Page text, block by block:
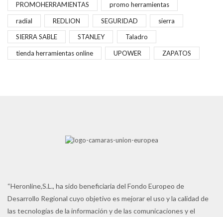
PROMOHERRAMIENTAS promo herramientas
radial REDLION SEGURIDAD sierra
SIERRA SABLE STANLEY Taladro
tienda herramientas online UPOWER ZAPATOS
“Heronline,S.L., ha sido beneficiaria del Fondo Europeo de
Desarrollo Regional cuyo objetivo es mejorar el uso y la calidad de
las tecnologías de la información y de las comunicaciones y el